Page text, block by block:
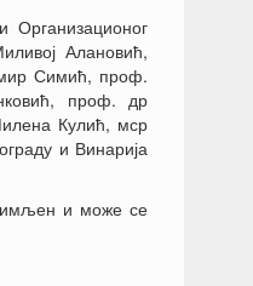
Организационог
Алановић,
Симић, проф.
проф. др
Кулић, мср
и Винарија
и може се